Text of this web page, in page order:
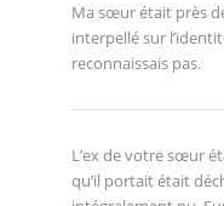
Ma sœur était près
interpellé sur
reconnaissais pas.
L’ex de votre sœur
qu’il portait était